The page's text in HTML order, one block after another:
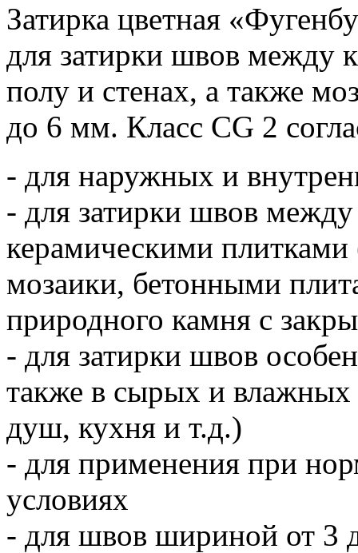
Затирка цветная
для затирки швов между
полу и стенах, а также
до 6 мм. Класс CG 2
- для наружных и
- для затирки швов
керамическими плитками
мозаики, бетонными
природного камня с
- для затирки швов
также в сырых и влажных
душ, кухня и т.д.)
- для применения при
условиях
- для швов шириной от 3